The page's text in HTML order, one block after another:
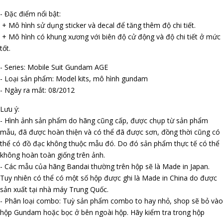
- Đặc điểm nổi bật:
+ Mô hình sử dụng sticker và decal để tăng thêm độ chi tiết.
+ Mô hình có khung xương với biên độ cử động và độ chi tiết ở mức
tốt.
- Series: Mobile Suit Gundam AGE
- Loại sản phẩm: Model kits, mô hình gundam
- Ngày ra mắt: 08/2012
Lưu ý:
- Hình ảnh sản phẩm do hãng cũng cấp, được chụp từ sản phẩm
mẫu, đã được hoàn thiện và có thể đã được sơn, đồng thời cũng có
thể có đồ đạc không thuộc mẫu đó. Do đó sản phẩm thực tế có thể
không hoàn toàn giống trên ảnh.
- Các mẫu của hãng Bandai thường trên hộp sẽ là Made in Japan.
Tuy nhiên có thể có một số hộp được ghi là Made in China do được
sản xuất tại nhà máy Trung Quốc.
- Phân loại combo: Tuỳ sản phẩm combo to hay nhỏ, shop sẽ bỏ vào
hộp Gundam hoặc bọc ở bên ngoài hộp. Hãy kiểm tra trong hộp